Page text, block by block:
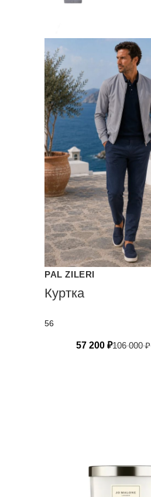
PAL ZILERI
Куртка
56
57 200₽106 000₽